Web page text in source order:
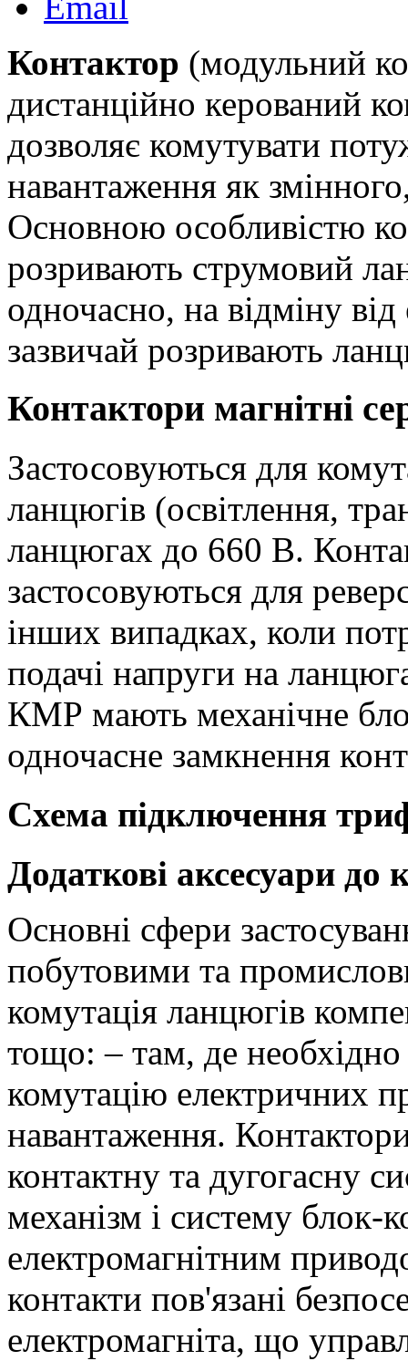
Контактор (модульний
дистанційно керований
дозволяє комутувати
навантаження як
Основною особливістю
розривають струмовий
одночасно, на відміну
зазвичай розривають
Контактори магнітні
Застосовуються для
ланцюгів (освітлення,
ланцюгах до 660 В.
застосовуються для
інших випадках, коли
подачі напруги на
КМР мають механічне
одночасне замкнення
Схема підключення
Додаткові аксесуари до
Основні сфери
побутовими та
комутація ланцюгів
тощо: – там, де необхідно
комутацію електричних
навантаження.
контактну та дугогасну
механізм і систему блок-
електромагнітним
контакти пов'язані
електромагніта, що